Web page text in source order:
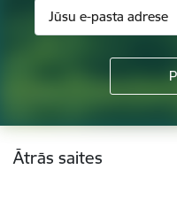
Kājene
Ātrās saites